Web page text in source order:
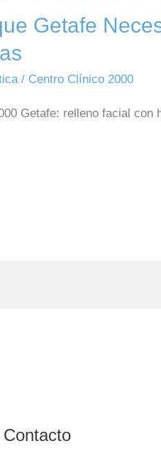
Getafe
/ Centro Clínico 2000
Getafe: relleno facial
Contacto